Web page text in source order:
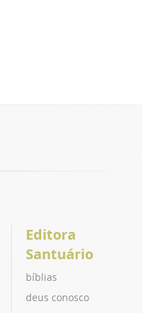
Editora
Santuário
bíblias
deus conosco